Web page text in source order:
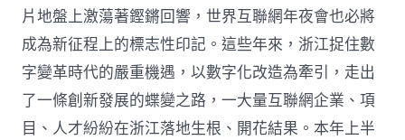
片地盤上激蕩著鏗鏘回響，世界互聯網年夜會也必將
成為新征程上的標志性印記。這些年來，浙江捉住數
字變革時代的嚴重機遇，以數字化改造為牽引，走出
了一條創新發展的蝶變之路，一大量互聯網企業、項
目、人才紛紛在浙江落地生根、開花結果。本年上半